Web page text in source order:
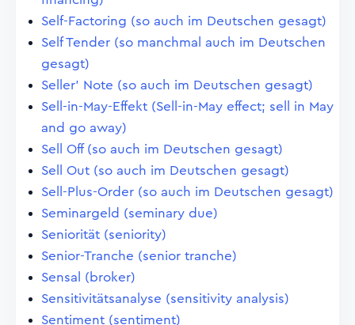
Self-Factoring (so auch im Deutschen gesagt)
Self Tender (so manchmal auch im Deutschen
gesagt)
Seller' Note (so auch im Deutschen gesagt)
Sell-in-May-Effekt (Sell-in-May effect; sell in May
and go away)
Sell Off (so auch im Deutschen gesagt)
Sell Out (so auch im Deutschen gesagt)
Sell-Plus-Order (so auch im Deutschen gesagt)
Seminargeld (seminary due)
Seniorität (seniority)
Senior-Tranche (senior tranche)
Sensal (broker)
Sensitivitätsanalyse (sensitivity analysis)
Sentiment (sentiment)